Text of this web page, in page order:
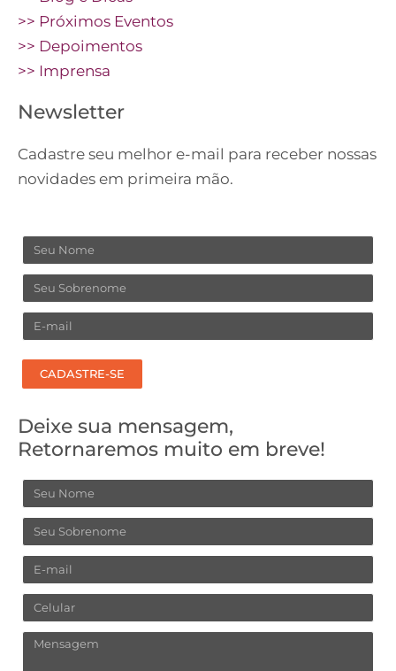
>> Próximos Eventos
>> Depoimentos
>> Imprensa
Newsletter
Cadastre seu melhor e-mail para receber nossas
novidades em primeira mão.
Nome
Sobrenome
Email
CADASTRE-SE
Deixe sua mensagem,
Retornaremos muito em breve!
Nome
Sobrenome
Email
Celular
Mensagem